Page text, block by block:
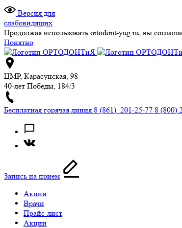
Версия для
слабовидящих
Продолжая использовать ortodont-yug.ru, вы
Понятно
ЦМР, Карасунская, 98
40-лет Победы, 184/3
Бесплатная горячая линия 8 (861) 201-25-77 8 (800)
Запись на прием
Акции
Врачи
Прайс-лист
Акции